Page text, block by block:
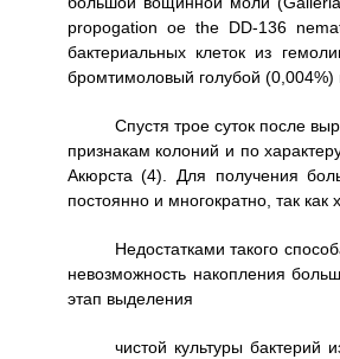
propogation oe the DD-136
бактериальных клеток из
бромтимоловый голубой
Спустя трое суток после
признакам колоний и по
Акюрста (4). Для получения
постоянно и многократно, так как
Недостатками такого
невозможность накопления
этап выделения
чистой культуры